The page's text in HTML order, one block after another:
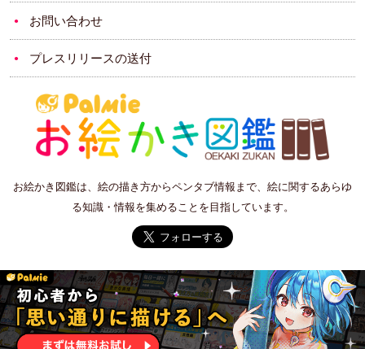
お問い合わせ
プレスリリースの送付
お絵かき図鑑は、絵の描き方からペンタブ情報まで、絵に関するあらゆ
る知識・情報を集めることを目指しています。